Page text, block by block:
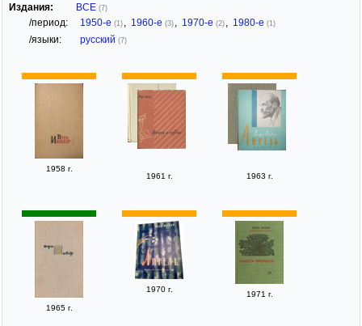
Издания: ВСЕ (7)
/период: 1950-е (1) 1960-е (3) 1970-е (2) 1980-е (1)
/языки: русский (7)
1958 г.
1961 г.
1963 г.
1965 г.
1970 г.
1971 г.